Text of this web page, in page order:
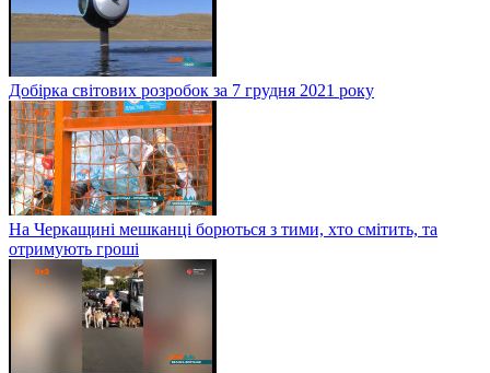
Добірка світових розробок за 7 грудня 2021 року
На Черкащині мешканці борються з тими, хто смітить, та
отримують гроші